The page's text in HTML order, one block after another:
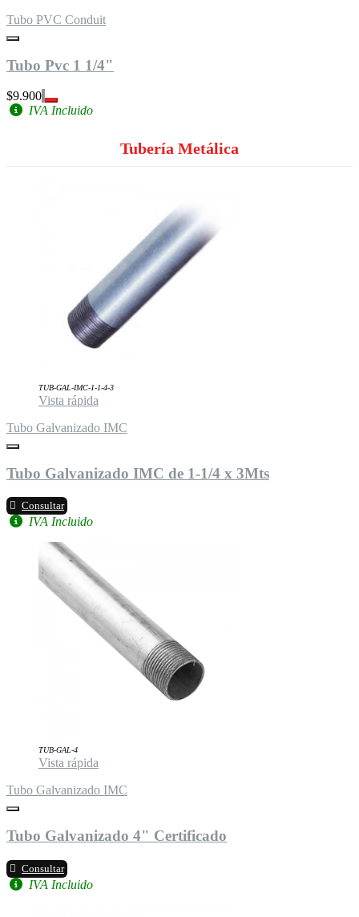
Tubo PVC Conduit
Tubo Pvc 1 1/4"
$9.900
IVA Incluido
Tubería Metálica
TUB-GAL-IMC-1-1-4-3
Vista rápida
Tubo Galvanizado IMC
Tubo Galvanizado IMC de 1-1/4 x 3Mts
Consultar
IVA Incluido
TUB-GAL-4
Vista rápida
Tubo Galvanizado IMC
Tubo Galvanizado 4" Certificado
Consultar
IVA Incluido